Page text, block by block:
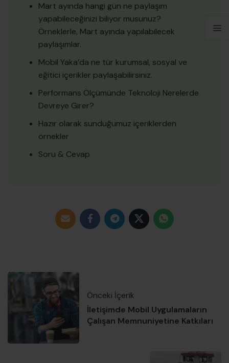
Mart ayında hangi gün ne paylaşım
yapabileceğinizi biliyor musunuz?
Örneklerle, Mart ayında yapılabilecek
paylaşımlar.
Mobil Yaka’da ne tür kurumsal, sosyal ve
eğitici içerikler paylaşabilirsiniz.
Performans Ölçümünde Teknoloji Nerelerde
Devreye Girer?
Hazır olarak sunduğumuz içeriklerden
örnekler
Soru & Cevap
Önceki İçerik
İletişimde Mobil Uygulamaların
Çalışan Memnuniyetine Katkıları